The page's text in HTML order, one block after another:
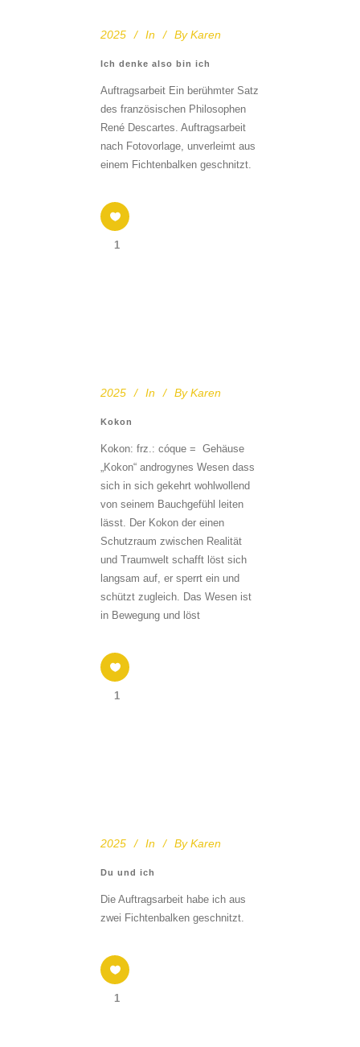
2025 In By Karen
Ich denke also bin ich
Auftragsarbeit Ein berühmter Satz
des französischen Philosophen
René Descartes. Auftragsarbeit
nach Fotovorlage, unverleimt aus
einem Fichtenbalken geschnitzt.
1
2025 In By Karen
Kokon
Kokon: frz.: cóque = Gehäuse
„Kokon“ androgynes Wesen dass
sich in sich gekehrt wohlwollend
von seinem Bauchgefühl leiten
lässt. Der Kokon der einen
Schutzraum zwischen Realität
und Traumwelt schafft löst sich
langsam auf, er sperrt ein und
schützt zugleich. Das Wesen ist
in Bewegung und löst
1
2025 In By Karen
Du und ich
Die Auftragsarbeit habe ich aus
zwei Fichtenbalken geschnitzt.
1